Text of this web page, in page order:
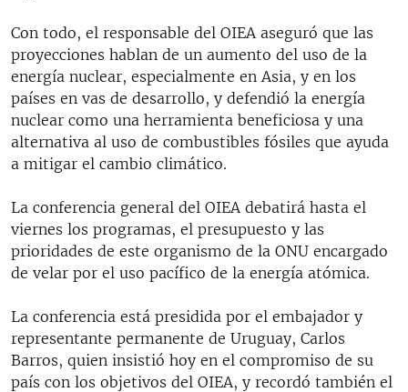
Con todo, el responsable del OIEA aseguró que las
proyecciones hablan de un aumento del uso de la
energía nuclear, especialmente en Asia, y en los
países en vas de desarrollo, y defendió la energía
nuclear como una herramienta beneficiosa y una
alternativa al uso de combustibles fósiles que ayuda
a mitigar el cambio climático.
La conferencia general del OIEA debatirá hasta el
viernes los programas, el presupuesto y las
prioridades de este organismo de la ONU encargado
de velar por el uso pacífico de la energía atómica.
La conferencia está presidida por el embajador y
representante permanente de Uruguay, Carlos
Barros, quien insistió hoy en el compromiso de su
país con los objetivos del OIEA, y recordó también el